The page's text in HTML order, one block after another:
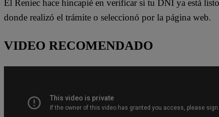
El Reniec hace hincapié en verificar si tu DNI ya está
donde realizó el trámite o seleccionó por la página web.
VIDEO RECOMENDADO